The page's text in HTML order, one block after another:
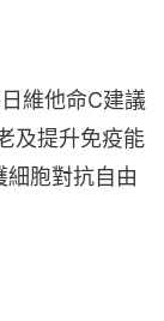
維他命C建議
及提升免疫能
胞對抗自由